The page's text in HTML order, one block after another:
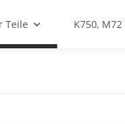
Teile K750,